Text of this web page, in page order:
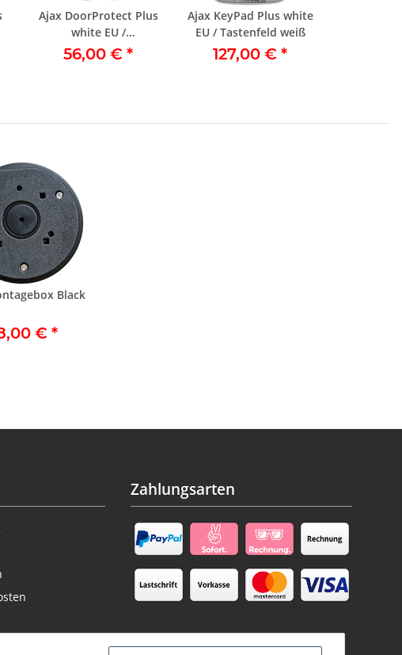
Ajax DoorProtect Plus
white EU /
Türöffnungsmelder
56,00 € *
Ajax KeyPad Plus white
EU / Tastenfeld weiß
127,00 € *
Black
€ *
Zahlungsarten